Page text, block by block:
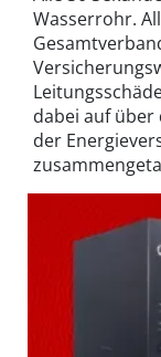
Wasserrohr.
dabei auf
der